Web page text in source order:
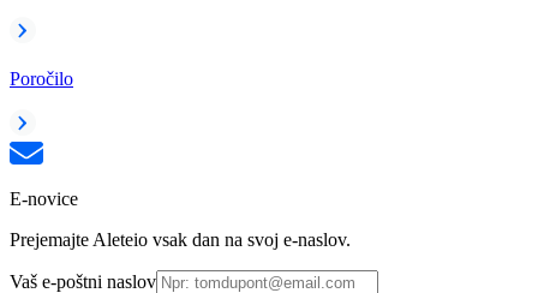
Poročilo
E-novice
Prejemajte Aleteio vsak dan na svoj e-naslov.
Vaš e-poštni naslov